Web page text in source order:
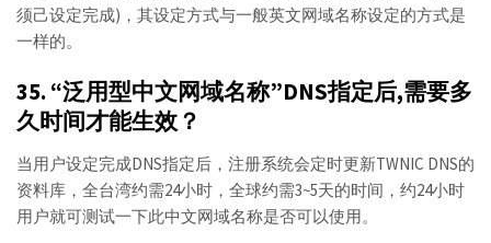
须己设定完成)，其设定方式与一般英文网域名称设定的方式是
一样的。
35. “泛用型中文网域名称”DNS指定后,需要多
久时间才能生效？
当用户设定完成DNS指定后，注册系统会定时更新TWNIC DNS的
资料库，全台湾约需24小时，全球约需3~5天的时间，约24小时
用户就可测试一下此中文网域名称是否可以使用。